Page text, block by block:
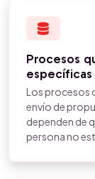
Procesos
Los procesos
envío de
dependen de
persona no